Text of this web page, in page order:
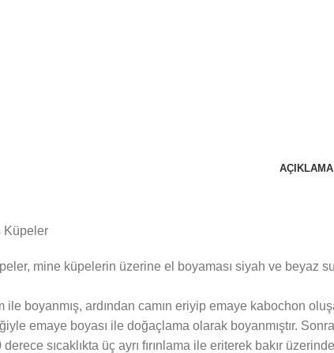
AÇIKLAMA
Küpeler
mine küpelerin üzerine el boyaması siyah ve beyaz
ile boyanmış, ardından camın eriyip emaye kabochon
emaye boyası ile doğaçlama olarak boyanmıştır.
derece sıcaklıkta üç ayrı fırınlama ile eriterek bakır